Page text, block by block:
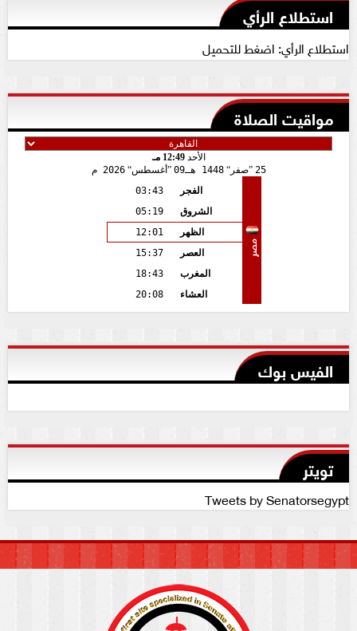
استطلاع الرأي
استطلاع الرأي: اضغط للتحميل
مواقيت الصلاة
الأحد12:49 مـ
25
صفر 1448 هـ 09 أغسطس 2026 م
مصر
الفجر
03:43
الشروق
05:19
الظهر
12:01
العصر
15:37
المغرب
18:43
العشاء
20:08
الفيس بوك
تويتر
Tweets by Senatorsegypt